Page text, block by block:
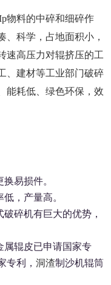
物料的中碎和细碎作
、科学，占地面积小，
速高压力对辊挤压的工
、建材等工业部门破碎
能耗低、绿色环保，效
易损件。
，产量高。
碎机有巨大的优势，
属辊皮已申请国家专
专利，洞渣制沙机辊筒